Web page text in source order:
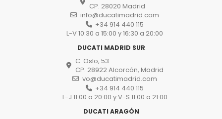
CP. 28020 Madrid
info@ducatimadrid.com
+34 914 440 115
L-V 10:30 a 15:00 y 16:30 a 20:00
DUCATI MADRID SUR
C. Oslo, 53
CP. 28922 Alcorcón, Madrid
vo@ducatimadrid.com
+34 914 440 115
L-J 11:00 a 20:00 y V-S 11:00 a 21:00
DUCATI ARAGÓN